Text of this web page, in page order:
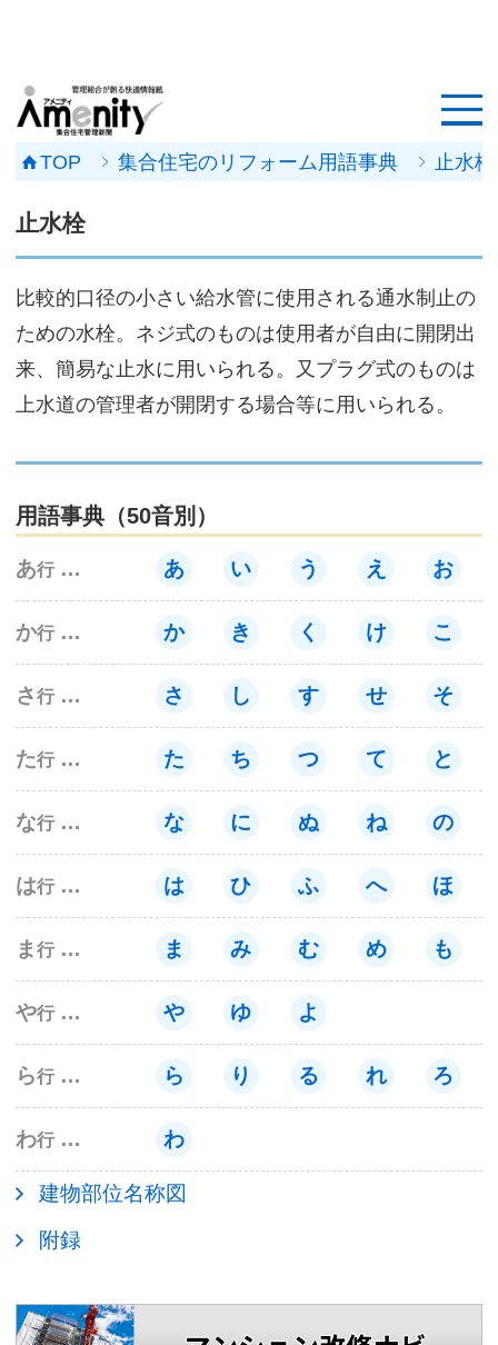
工事事例
メンテナンス会社
マンションメンテの無料相談
媒体資料
会社概要
サイトマップ
TOP 集合住宅のリフォーム用語事典 止水
止水栓
比較的口径の小さい給水管に使用される通水制止の
ための水栓。ネジ式のものは使用者が自由に開閉出
来、簡易な止水に用いられる。又プラグ式のものは
上水道の管理者が開閉する場合等に用いられる。
用語事典（50音別）
あ行 あ い う え お
か行 か き く け こ
さ行 さ し す せ そ
た行 た ち つ て と
な行 な に ぬ ね の
は行 は ひ ふ へ ほ
ま 行 ま み む め も
や行 や ゆ よ
ら行 ら り る れ ろ
わ行 わ
建物部位名称図
附録